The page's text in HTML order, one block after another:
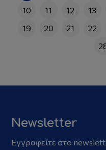
10
11 12 13
19
20 21 22
Newsletter
Εγγραφείτε στο